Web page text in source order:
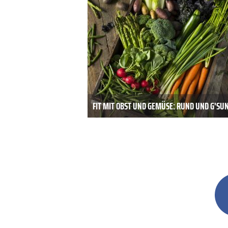
FIT MIT OBST UND GEMÜSE: RUND UND